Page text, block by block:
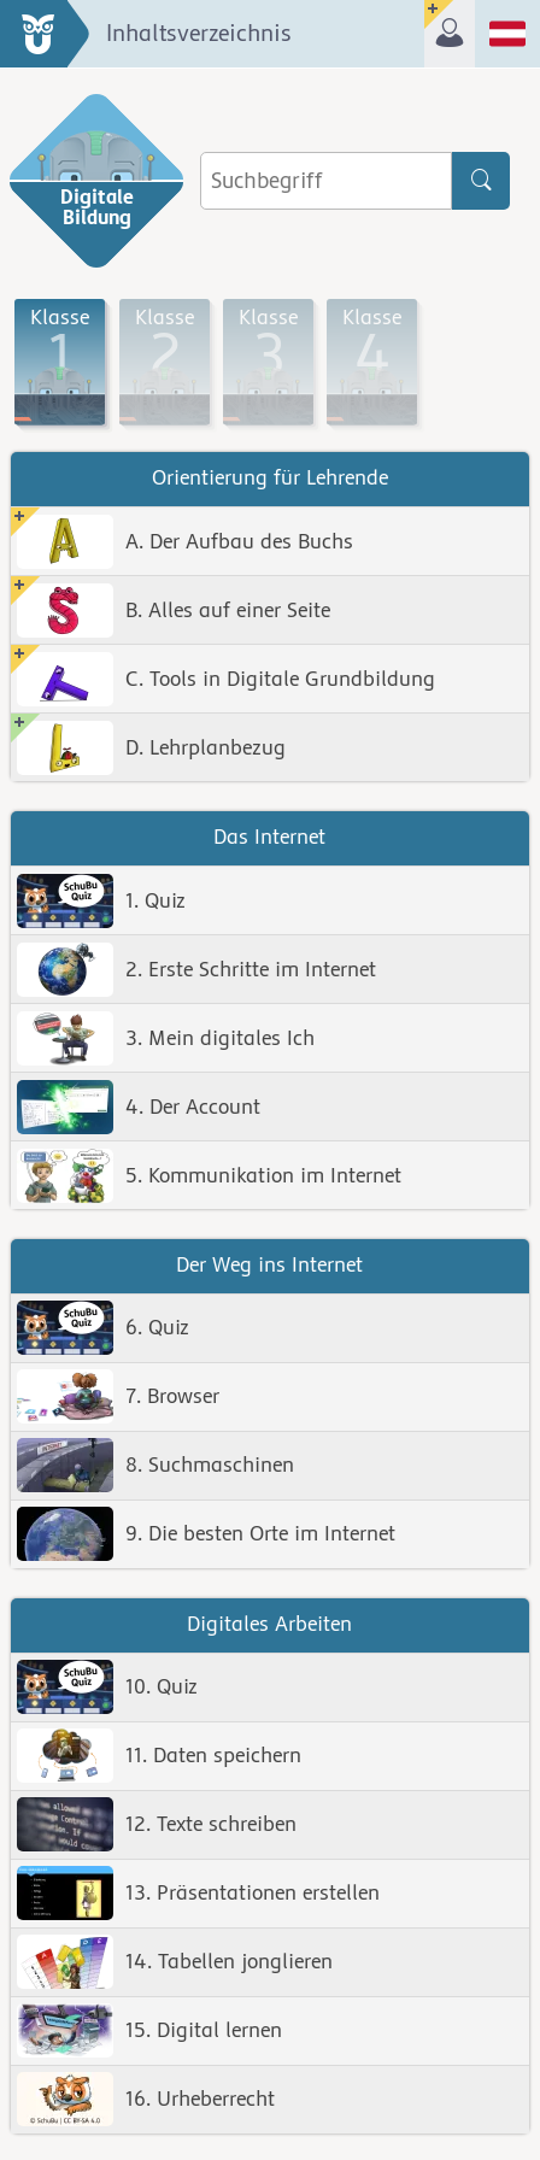
Inhaltsverzeichnis
Digitale
Bildung
Klasse
1
Klasse
2
Klasse
3
Klasse
4
Orientierung für Lehrende
A. Der Aufbau des Buchs
B. Alles auf einer Seite
C. Tools in Digitale Grundbildung
D. Lehrplanbezug
Das Internet
1. Quiz
2. Erste Schritte im Internet
3. Mein digitales Ich
4. Der Account
5. Kommunikation im Internet
Der Weg ins Internet
6. Quiz
7. Browser
8. Suchmaschinen
9. Die besten Orte im Internet
Digitales Arbeiten
10. Quiz
11. Daten speichern
12. Texte schreiben
13. Präsentationen erstellen
14. Tabellen jonglieren
15. Digital lernen
16. Urheberrecht